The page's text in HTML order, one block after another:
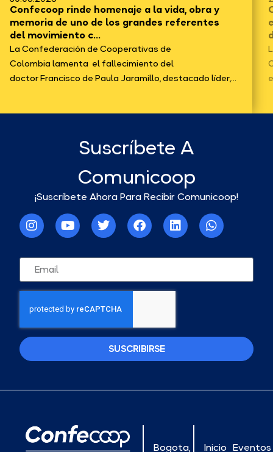
a la vida, obra y
grandes referentes
de
del
Jaramillo, destacado líder,...
Confecoop felicita al
expresa su interés en
La Confederación de
Confecoop, en
económicos de...
Suscríbete A
Comunicoop
¡Suscríbete Ahora Para Recibir Comunicoop!
SUSCRIBIRSE
Bogota, Inicio Eventos